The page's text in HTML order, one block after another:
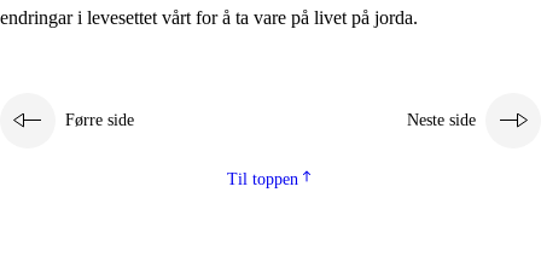
1.5 Respekt for naturen og miljøbevisstheit
endringar i levesettet vårt for å ta vare på livet på jorda.
Førre side Neste side
Til toppen